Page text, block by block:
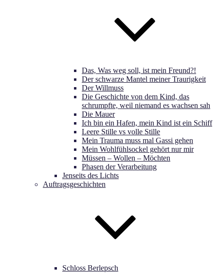
Das, Was weg soll, ist mein Freund?!
Der schwarze Mantel meiner Traurigkeit
Der Willmuss
Die Geschichte von dem Kind, das
schrumpfte, weil niemand es wachsen sah
Die Mauer
Ich bin ein Hafen, mein Kind ist ein Schiff
Leere Stille vs volle Stille
Mein Trauma muss mal Gassi gehen
Mein Wohlfühlsockel gehört nur mir
Müssen – Wollen – Möchten
Phasen der Verarbeitung
Jenseits des Lichts
Auftragsgeschichten
Schloss Berlepsch